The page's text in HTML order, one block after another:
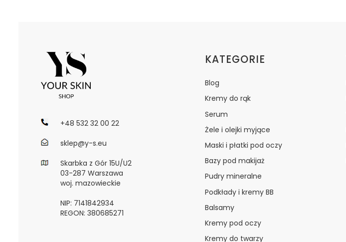
+48 532 32 00 22
sklep@y-s.eu
Skarbka z Gór 15U/U2
03-287 Warszawa
woj. mazowieckie
NIP: 7141842934
REGON: 380685271
Linki w stopce
KATEGORIE
Blog
Kremy do rąk
Serum
Żele i olejki myjące
Maski i płatki pod oczy
Bazy pod makijaż
Pudry mineralne
Podkłady i kremy BB
Balsamy
Kremy pod oczy
Kremy do twarzy